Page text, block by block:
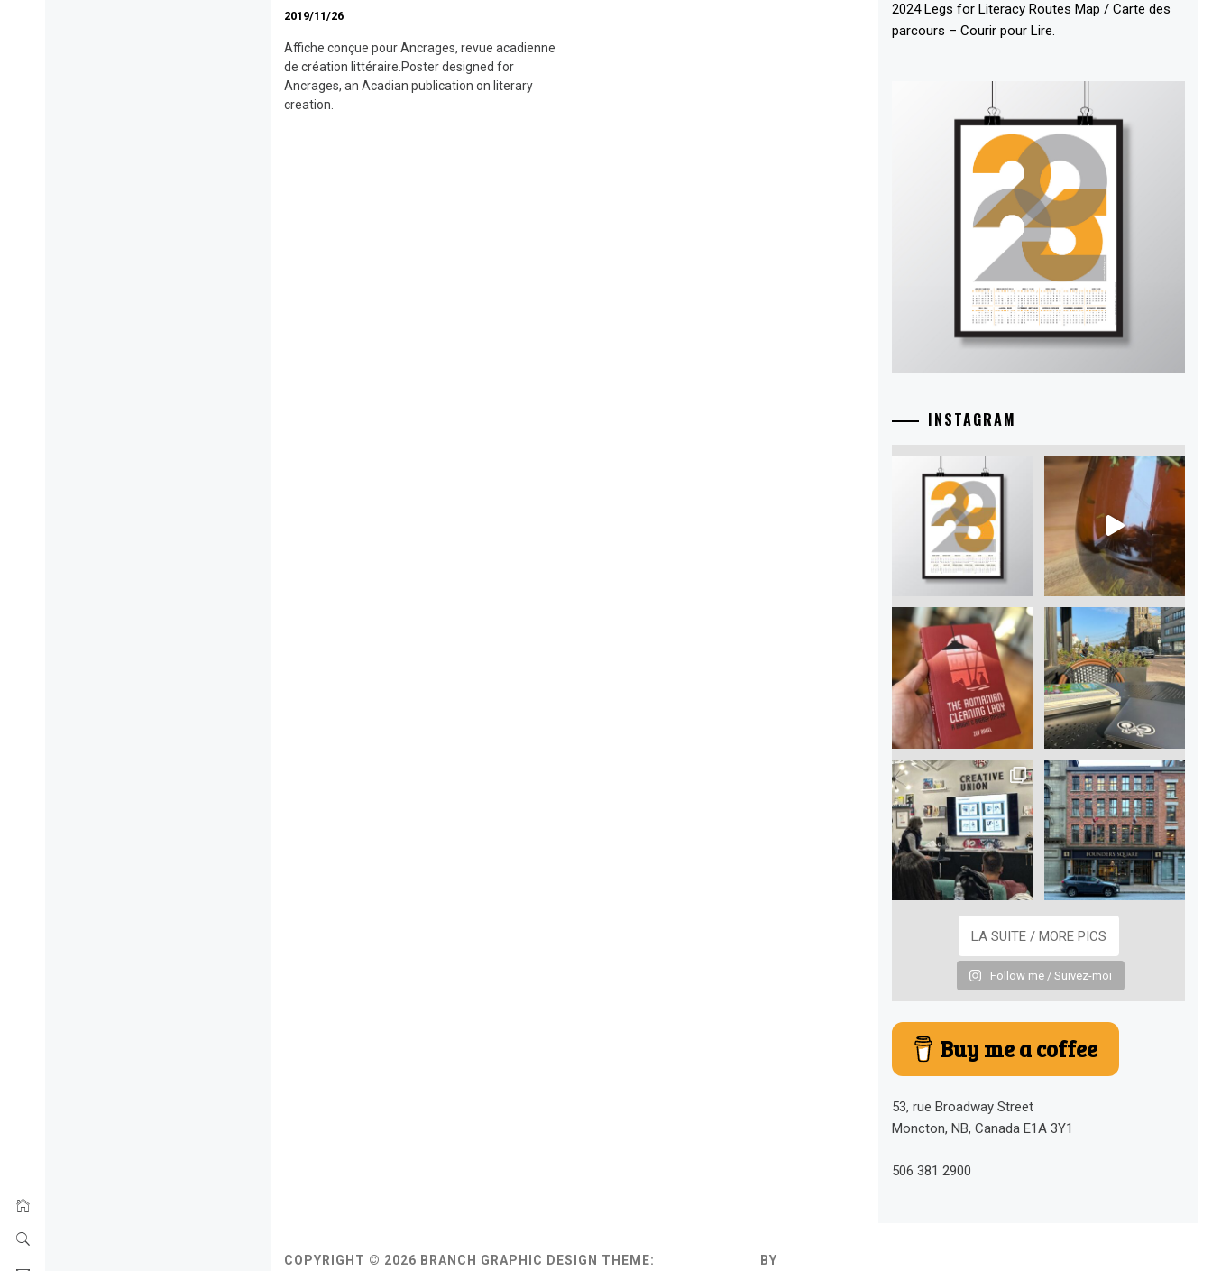
2019/11/26
Affiche conçue pour Ancrages, revue acadienne
de création littéraire.Poster designed for
Ancrages, an Acadian publication on literary
creation.
2024 Legs for Literacy Routes Map / Carte des
parcours – Courir pour Lire.
INSTAGRAM
LA SUITE / MORE PICS
Follow me / Suivez-moi
Buy me a coffee
53, rue Broadway Street
Moncton, NB, Canada E1A 3Y1
506 381 2900
COPYRIGHT © 2026 BRANCH GRAPHIC DESIGN THEME: BY